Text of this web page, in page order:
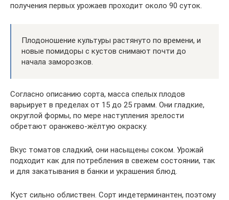
получения первых урожаев проходит около 90 суток.
Плодоношение культуры растянуто по времени, и
новые помидоры с кустов снимают почти до
начала заморозков.
Согласно описанию сорта, масса спелых плодов
варьирует в пределах от 15 до 25 грамм. Они гладкие,
округлой формы, по мере наступления зрелости
обретают оранжево-жёлтую окраску.
Вкус томатов сладкий, они насыщены соком. Урожай
подходит как для потребления в свежем состоянии, так
и для закатывания в банки и украшения блюд.
Куст сильно облиствен. Сорт индетерминантен, поэтому